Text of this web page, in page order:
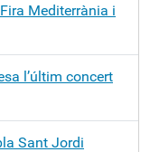
Mediterrània i
l’últim concert
Sant Jordi